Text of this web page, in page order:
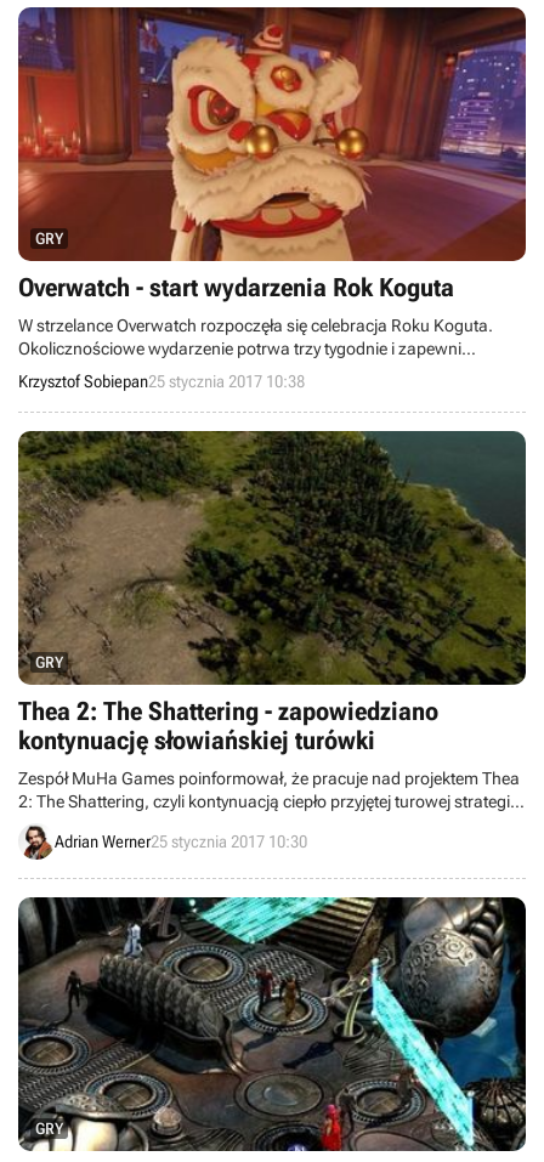
GRY
Overwatch - start wydarzenia Rok Koguta
W strzelance Overwatch rozpoczęła się celebracja Roku Koguta.
Okolicznościowe wydarzenie potrwa trzy tygodnie i zapewni
graczom zarówno nową Rozróbę, jak i 13 unikalnych skórek,
dodatkowe emotki, graffiti oraz zwycięskie pozy.
Krzysztof Sobiepan25 stycznia 2017 10:38
GRY
Thea 2: The Shattering - zapowiedziano
kontynuację słowiańskiej turówki
Zespół MuHa Games poinformował, że pracuje nad projektem Thea
2: The Shattering, czyli kontynuacją ciepło przyjętej turowej strategii
osadzonej w klimacie słowiańskiego fantasy.
Adrian Werner25 stycznia 2017 10:30
GRY